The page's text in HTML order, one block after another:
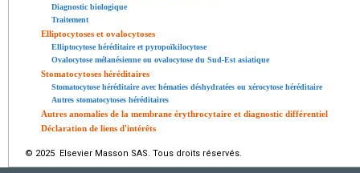
Diagnostic biologique
Traitement
Elliptocytoses et ovalocytoses
Elliptocytose héréditaire et pyropoïkilocytose
Ovalocytose mélanésienne ou ovalocytose du Sud-Est asiatique
Stomatocytoses héréditaires
Stomatocytose héréditaire avec hématies déshydratées ou xérocytose héréditaire
Autres stomatocytoses héréditaires
Autres anomalies de la membrane érythrocytaire et diagnostic différentiel
Déclaration de liens d'intérêts
© 2025 Elsevier Masson SAS. Tous droits réservés.